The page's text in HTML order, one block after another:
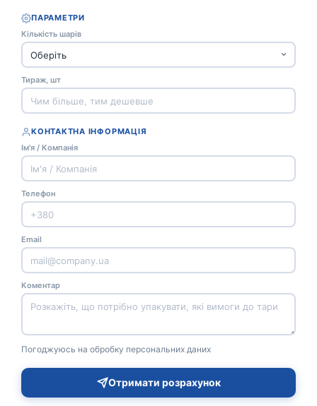
ПАРАМЕТРИ
Кількість шарів
Тираж, шт
КОНТАКТНА ІНФОРМАЦІЯ
Ім'я / Компанія
Телефон
Email
Коментар
Погоджуюсь на обробку персональних даних
Отримати розрахунок